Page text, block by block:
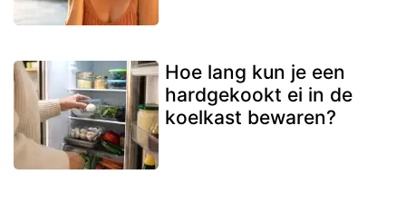
Hoe lang kun je een
hardgekookt ei in de
koelkast bewaren?